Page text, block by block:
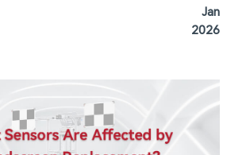
Jan
2026